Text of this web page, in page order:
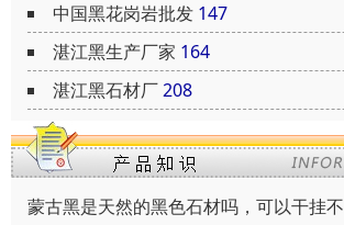
中国黑花岗岩批发 147
湛江黑生产厂家 164
湛江黑石材厂208
蒙古黑是天然的黑色石材吗，可以干挂不